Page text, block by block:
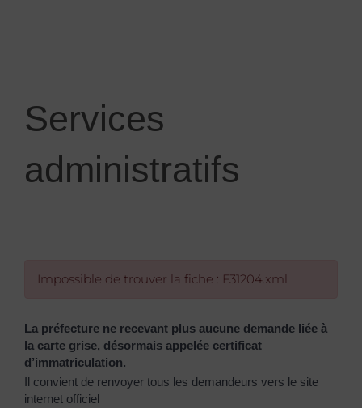
Services
administratifs
Impossible de trouver la fiche : F31204.xml
La préfecture ne recevant plus aucune demande liée à
la carte grise, désormais appelée certificat
d’immatriculation.
Il convient de renvoyer tous les demandeurs vers le site
internet officiel